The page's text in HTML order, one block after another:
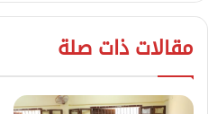
مقالات ذات صلة